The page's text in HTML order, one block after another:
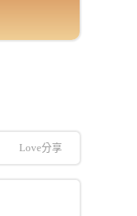
Love分享